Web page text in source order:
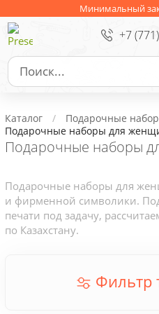
Минимальный
+7
Ежедневники
Сувениры к
Деловые
Съедобные
Каталог
Подарочные
Подарочные наборы для
Подарочные наборы
Подарочные наборы для
и фирменной символики.
печати под задачу,
по Казахстану.
Фильтр